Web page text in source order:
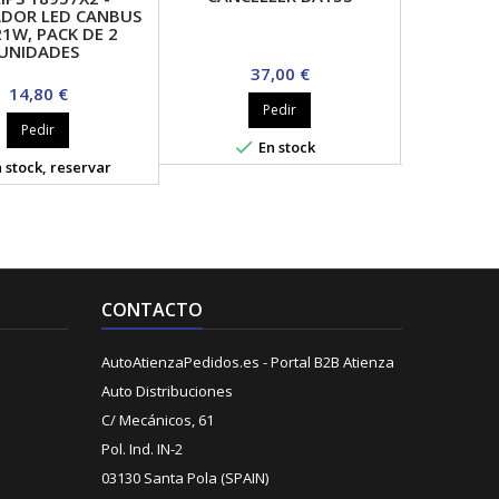
LED CANBUS
PACK DE 2
Precio
14,80 €
Pedir
stock, reservar
Precio
37,00 €
Pedir
 En stock
CONTACTO
AutoAtienzaPedidos.es - Portal B2B Atienza
Auto Distribuciones
C/ Mecánicos, 61
Pol. Ind. IN-2
03130 Santa Pola (SPAIN)